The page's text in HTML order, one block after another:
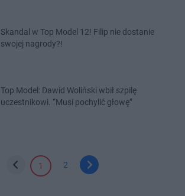
Skandal w Top Model 12! Filip nie dostanie
swojej nagrody?!
Top Model: Dawid Woliński wbił szpilę
uczestnikowi. “Musi pochylić głowę”
1 2